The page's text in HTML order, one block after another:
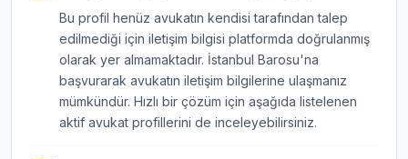
Bu profil henüz avukatın kendisi tarafından talep
edilmediği için iletişim bilgisi platformda doğrulanmış
olarak yer almamaktadır. İstanbul Barosu'na
başvurarak avukatın iletişim bilgilerine ulaşmanız
mümkündür. Hızlı bir çözüm için aşağıda listelenen
aktif avukat profillerini de inceleyebilirsiniz.